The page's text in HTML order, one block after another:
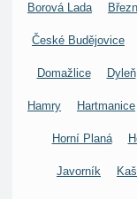
Borová Lada
České Budějovice
Domažlice Dyleň
Hamry Hartmanice
Horní Planá
Javorník